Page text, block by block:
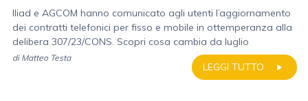
Iliad e AGCOM hanno comunicato agli utenti l’aggiornamento
dei contratti telefonici per fisso e mobile in ottemperanza alla
delibera 307/23/CONS. Scopri cosa cambia da luglio
LEGGI TUTTO
di Matteo Testa